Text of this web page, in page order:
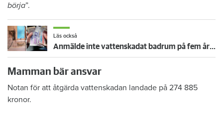
börja”.
Läs också
Anmälde inte vattenskadat badrum på fem år – krävs på 125 000 kronor
Mamman bär ansvar
Notan för att åtgärda vattenskadan landade på 274 885
kronor.